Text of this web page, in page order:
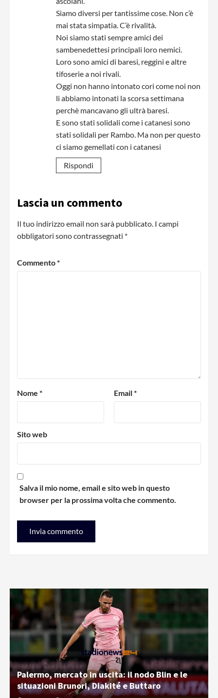
Siamo diversi per tantissime cose. Non c’è
mai stata simpatia. C’è rivalità.
Noi siamo stati sempre amici dei
sambenedettesi principali loro nemici.
Loro sono amici di baresi, reggini e altre
tifoserie a noi rivali.
Oggi non hanno intonato cori come noi non
li abbiamo intonati la scorsa settimana
perchè mancavano gli ultrà baresi.
E sono stati solidali come i catanesi sono
stati solidali per Rambo. Ma non per questo
ci siamo gemellati con i catanesi
Rispondi
Lascia un commento
Il tuo indirizzo email non sarà pubblicato. I campi
obbligatori sono contrassegnati *
Commento*
Nome * Email*
Sito web
Salva il mio nome, email e sito web in questo
browser per la prossima volta che commento.
Palermo, mercato in uscita: il nodo Blin e le
situazioni Brunori, Diakité e Buttaro